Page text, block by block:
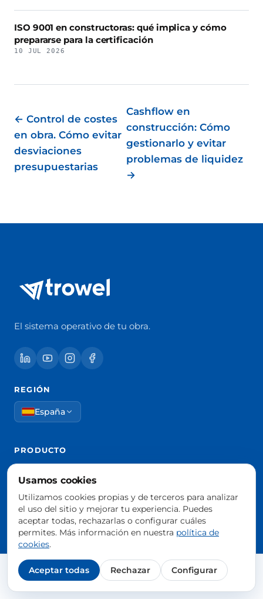
ISO 9001 en constructoras: qué implica y cómo
prepararse para la certificación
10 JUL 2026
← Control de costes
en obra. Cómo evitar
desviaciones
presupuestarias
Cashflow en
construcción: Cómo
gestionarlo y evitar
problemas de liquidez
→
El sistema operativo de tu obra.
REGIÓN
España
PRODUCTO
Iniciar sesión
Información comercial
Blog
Agendar demo gratis
Usamos cookies
Utilizamos cookies propias y de terceros para analizar
el uso del sitio y mejorar tu experiencia. Puedes
aceptar todas, rechazarlas o configurar cuáles
permites. Más información en nuestra política de
cookies.
Aceptar todas Rechazar Configurar